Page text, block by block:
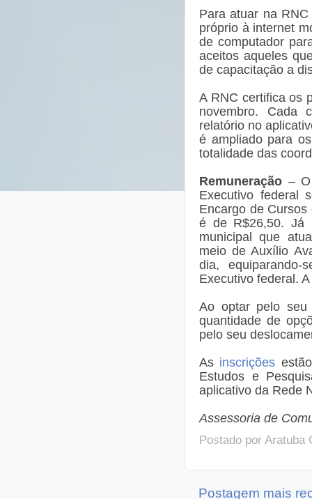
Para atuar na
próprio à internet
de computador
aceitos aqueles
de capacitação a
A RNC certifica os
novembro. Cada
relatório no
é ampliado para
totalidade das
Remuneração –
Executivo federal
Encargo de
é de R$26,50. Já
municipal que
meio de Auxílio
dia,
Executivo federal.
Ao optar pelo seu
quantidade de
pelo seu
As inscrições
Estudos e
aplicativo da Rede
Assessoria de
Postado por Aratuba
Postagem mais